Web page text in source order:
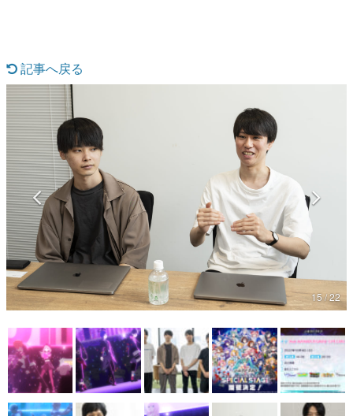
なんでゲームは面白い？
具体的な形から解き明かしていく、硬派で骨太な評論連載
です。
ゲームが変えた日本語
「経験値」「裏技」「ラスボス」… ゲームにまつわる言葉
の起源や用法の変遷を、コンピューター文化史研究家・タ
イニーP氏が徹底調査。
カテゴリ
特集記事
マンガ
アプリレビュー
その他
記事へ戻る
15 / 22